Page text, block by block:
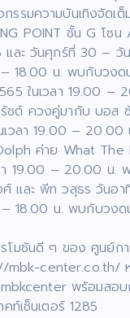
รรมความบันเทิงจัดเ
POINT ชั้น G โซ
ละ วันศุกร์ที่ 30 – วัน
– 18.00 น. พบกับวง
ในเวลา 19.00 –
ต์ ควงคู่มากับ บอส
เวลา 19.00 –
ค่าย What The
า 19.00 – 20.00 น.
และ พีท วสุธร วันอา
– 18.00 น. พบกับวง
โมชันดี ๆ ของ ศูนย์กา
mbk-center.co.th/
พร้อมสอบ
ท์เซ็นเตอร์ 1285